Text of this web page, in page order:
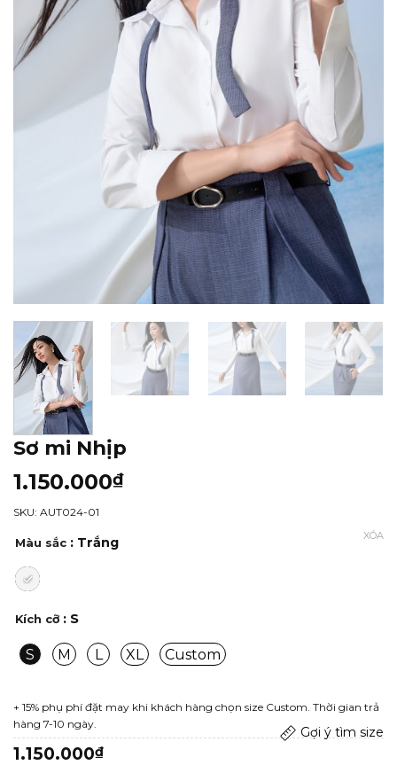
Sơ mi Nhịp
1.150.000₫
SKU: AUT024-01
Màu sắc : Trắng
Kích cỡ : S
S M L XL Custom
XÓA
+ 15% phụ phí đặt may khi khách hàng chọn size Custom. Thời gian trả
hàng 7-10 ngày.
Gợi ý tìm size
1.150.000₫